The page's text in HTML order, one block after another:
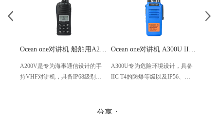
Ocean one对讲机 船舶用A200V漂浮式手持防水对讲机
A200V是专为海事通信设计的手
持VHF对讲机，具备IP68级别的
守功能。没有信号或长时间无操
Ocean one对讲机 A300U IIC T4氢气防爆对讲机 船舶消防本质安全无线电
A300U专为危险环境设计，具备
IIC T4的防爆等级以及IP56、
使用